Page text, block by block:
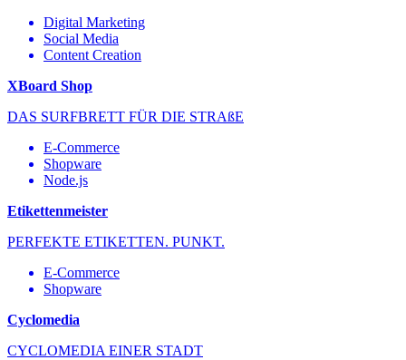
Digital Marketing
Social Media
Content Creation
XBoard Shop
DAS SURFBRETT FÜR DIE STRAßE
E-Commerce
Shopware
Node.js
Etikettenmeister
PERFEKTE ETIKETTEN. PUNKT.
E-Commerce
Shopware
Cyclomedia
CYCLOMEDIA EINER STADT